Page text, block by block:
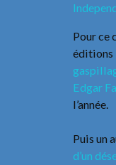
Pour ce
éditions
Edgar
l’année.
Puis un
d’un